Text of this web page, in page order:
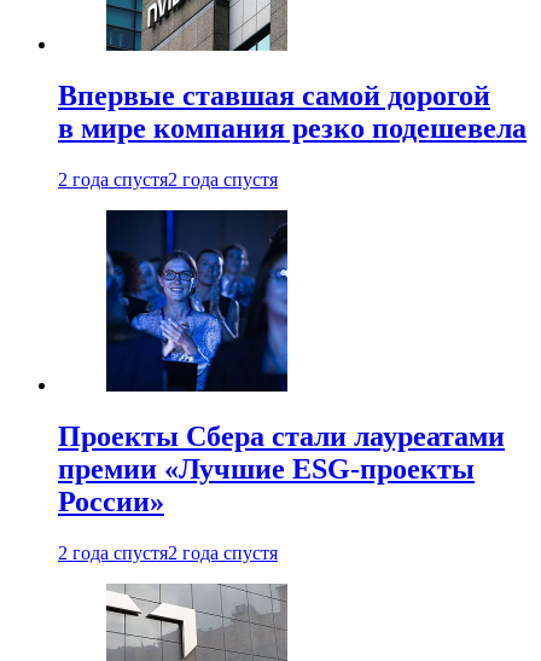
Впервые ставшая самой дорогой
в мире компания резко подешевела
2 года спустя2 года спустя
Проекты Сбера стали лауреатами
премии «Лучшие ESG-проекты
России»
2 года спустя2 года спустя